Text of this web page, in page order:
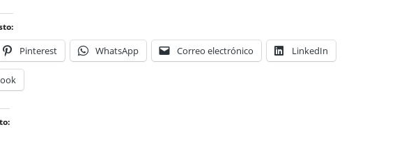
Pinterest WhatsApp Correo electrónico LinkedIn